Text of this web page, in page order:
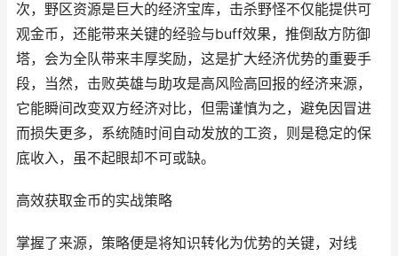
次，野区资源是巨大的经济宝库，击杀野怪不仅能提供可
观金币，还能带来关键的经验与buff效果，推倒敌方防御
塔，会为全队带来丰厚奖励，这是扩大经济优势的重要手
段，当然，击败英雄与助攻是高风险高回报的经济来源，
它能瞬间改变双方经济对比，但需谨慎为之，避免因冒进
而损失更多，系统随时间自动发放的工资，则是稳定的保
底收入，虽不起眼却不可或缺。
高效获取金币的实战策略
掌握了来源，策略便是将知识转化为优势的关键，对线